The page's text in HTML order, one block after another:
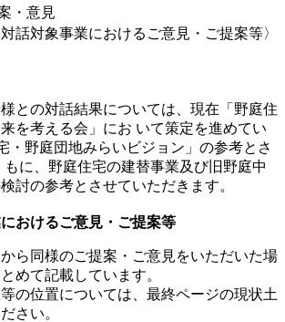
・意見
話対象事業におけるご意見・ご提案等〉
との対話結果については、現在「野庭住
を考える会」にお いて策定を進めてい
・野庭団地みらいビジョン」の参考とさ
に、野庭住宅の建替事業及び旧野庭中
討の参考とさせていただきます。
おけるご意見・ご提案等
ら同様のご提案・ご意見をいただいた場
めて記載しています。
の位置については、最終ページの現状土
さい。